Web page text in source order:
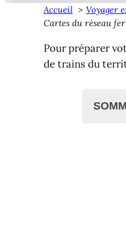
Accueil Voyager
Cartes du réseau
Pour préparer
de trains du